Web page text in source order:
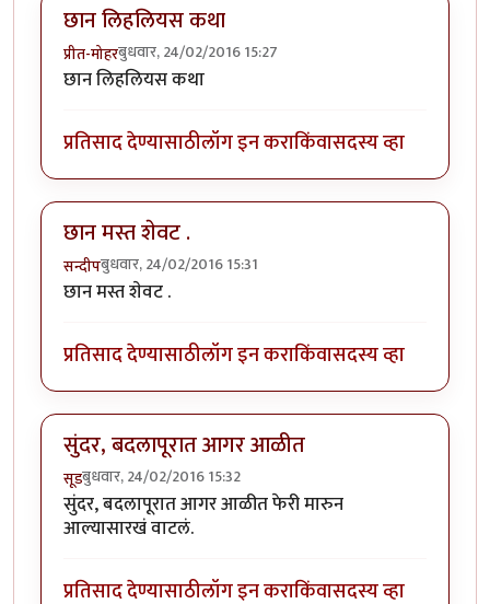
छान लिहलियस कथा
प्रीत-मोहरबुधवार, 24/02/2016 15:27
छान लिहलियस कथा
प्रतिसाद देण्यासाठीलॉग इन कराकिंवासदस्य व्हा
छान मस्त शेवट .
सन्दीपबुधवार, 24/02/2016 15:31
छान मस्त शेवट .
प्रतिसाद देण्यासाठीलॉग इन कराकिंवासदस्य व्हा
सुंदर, बदलापूरात आगर आळीत
सूडबुधवार, 24/02/2016 15:32
सुंदर, बदलापूरात आगर आळीत फेरी मारुन
आल्यासारखं वाटलं.
प्रतिसाद देण्यासाठीलॉग इन कराकिंवासदस्य व्हा